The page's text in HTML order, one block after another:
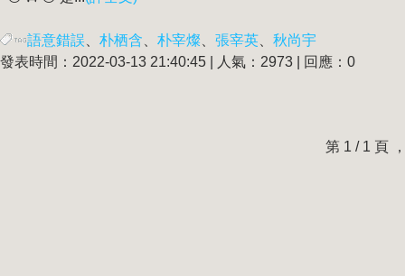
語意錯誤 朴栖含 朴宰燦 張宰英
秋尚宇
發表時間：2022-03-13 21:40:45 | 人氣：2973 | 回應：0
第 1 / 1